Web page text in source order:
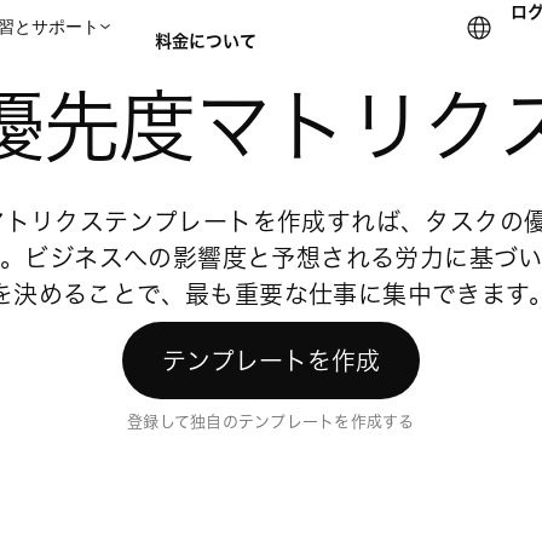
とサポート
料金について
ロ
セールスチームに問い
先度マトリク
リクステンプレートを作成すれば、タスクの
ビジネスへの影響度と予想される労力に基づ
決めることで、最も重要な仕事に集中できます
テンプレートを作成
登録して独自のテンプレートを作成する